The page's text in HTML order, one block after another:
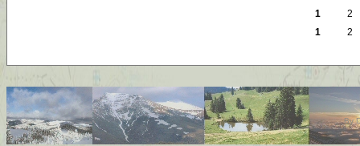
1
2
1
2
By